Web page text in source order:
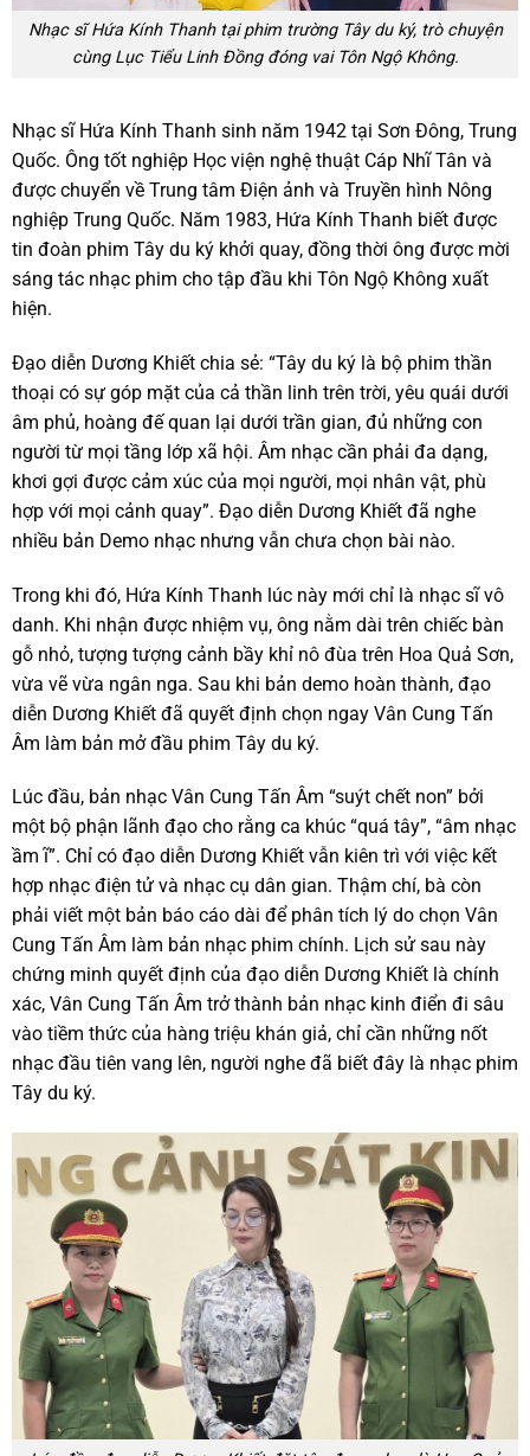
Nhạc sĩ Hứa Kính Thanh tại phim trường Tây du ký, trò chuyện
cùng Lục Tiểu Linh Đồng đóng vai Tôn Ngộ Không.
Nhạc sĩ Hứa Kính Thanh sinh năm 1942 tại Sơn Đông, Trung
Quốc. Ông tốt nghiệp Học viện nghệ thuật Cáp Nhĩ Tân và
được chuyển về Trung tâm Điện ảnh và Truyền hình Nông
nghiệp Trung Quốc. Năm 1983, Hứa Kính Thanh biết được
tin đoàn phim Tây du ký khởi quay, đồng thời ông được mời
sáng tác nhạc phim cho tập đầu khi Tôn Ngộ Không xuất
hiện.
Đạo diễn Dương Khiết chia sẻ: “Tây du ký là bộ phim thần
thoại có sự góp mặt của cả thần linh trên trời, yêu quái dưới
âm phủ, hoàng đế quan lại dưới trần gian, đủ những con
người từ mọi tầng lớp xã hội. Âm nhạc cần phải đa dạng,
khơi gợi được cảm xúc của mọi người, mọi nhân vật, phù
hợp với mọi cảnh quay”. Đạo diễn Dương Khiết đã nghe
nhiều bản Demo nhạc nhưng vẫn chưa chọn bài nào.
Trong khi đó, Hứa Kính Thanh lúc này mới chỉ là nhạc sĩ vô
danh. Khi nhận được nhiệm vụ, ông nằm dài trên chiếc bàn
gỗ nhỏ, tượng tượng cảnh bầy khỉ nô đùa trên Hoa Quả Sơn,
vừa vẽ vừa ngân nga. Sau khi bản demo hoàn thành, đạo
diễn Dương Khiết đã quyết định chọn ngay Vân Cung Tấn
Âm làm bản mở đầu phim Tây du ký.
Lúc đầu, bản nhạc Vân Cung Tấn Âm “suýt chết non” bởi
một bộ phận lãnh đạo cho rằng ca khúc “quá tây”, “âm nhạc
ầm ĩ”. Chỉ có đạo diễn Dương Khiết vẫn kiên trì với việc kết
hợp nhạc điện tử và nhạc cụ dân gian. Thậm chí, bà còn
phải viết một bản báo cáo dài để phân tích lý do chọn Vân
Cung Tấn Âm làm bản nhạc phim chính. Lịch sử sau này
chứng minh quyết định của đạo diễn Dương Khiết là chính
xác, Vân Cung Tấn Âm trở thành bản nhạc kinh điển đi sâu
vào tiềm thức của hàng triệu khán giả, chỉ cần những nốt
nhạc đầu tiên vang lên, người nghe đã biết đây là nhạc phim
Tây du ký.